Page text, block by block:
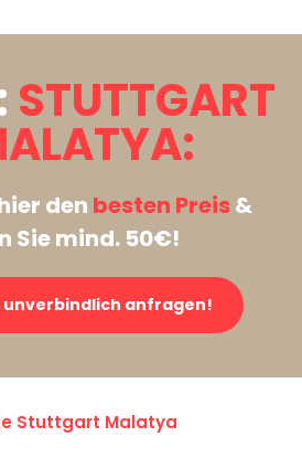
STUTTGART
den besten Preis&
Sie mind. 50€!
unverbindlich anfragen!
Stuttgart Malatya